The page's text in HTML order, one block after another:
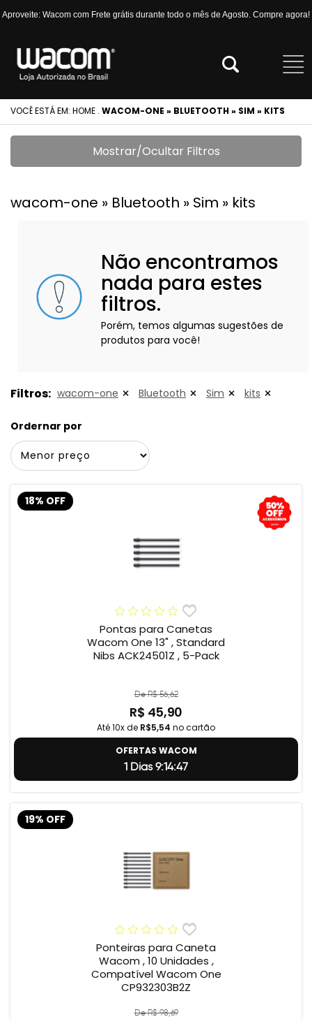
Aproveite: Wacom com Frete grátis durante todo o mês de Agosto. Compre agora!
VOCÊ ESTÁ EM: HOME . WACOM-ONE » BLUETOOTH » SIM » KITS
Mostrar/Ocultar Filtros
wacom-one » Bluetooth » Sim » kits
Não encontramos
nada para estes
filtros.
Porém, temos algumas sugestões de
produtos para você!
Filtros: wacom-one Bluetooth Sim kits
Ordernar por
18% OFF
Pontas para Canetas
Wacom One 13" , Standard
Nibs ACK24501Z , 5-Pack
De R$ 56,62
R$ 45,90
Até 10x de R$5,54 no cartão
OFERTAS WACOM
1 Dias 9:14:46
19% OFF
Ponteiras para Caneta
Wacom , 10 Unidades ,
Compatível Wacom One
CP932303B2Z
De R$ 98,69